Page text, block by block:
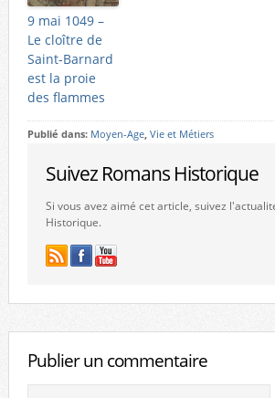
9 mai 1049 –
Le cloître de
Saint-Barnard
est la proie
des flammes
Publié dans: Moyen-Age, Vie et Métiers
Suivez Romans Historique
Si vous avez aimé cet article, suivez
Historique.
Publier un commentaire